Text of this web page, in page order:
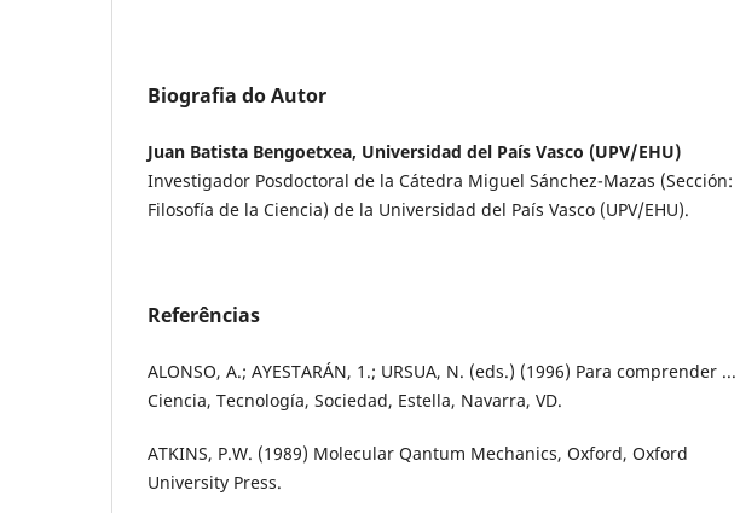
Biografia do Autor
Juan Batista Bengoetxea, Universidad del País Vasco (UPV/EHU)
Investigador Posdoctoral de la Cátedra Miguel Sánchez-Mazas (Sección:
Filosofía de la Ciencia) de la Universidad del País Vasco (UPV/EHU).
Referências
ALONSO, A.; AYESTARÁN, 1.; URSUA, N. (eds.) (1996) Para comprender ...
Ciencia, Tecnología, Sociedad, Estella, Navarra, VD.
ATKINS, P.W. (1989) Molecular Qantum Mechanics, Oxford, Oxford
University Press.